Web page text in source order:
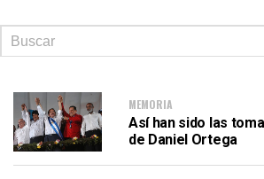
MEMORIA
Así han sido las
de Daniel Ortega